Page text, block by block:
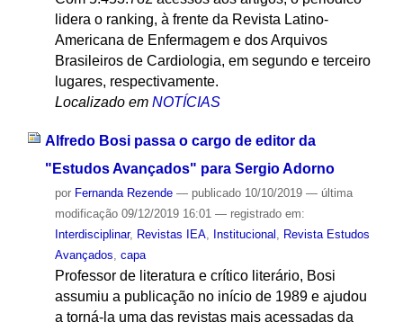
lidera o ranking, à frente da Revista Latino-
Americana de Enfermagem e dos Arquivos
Brasileiros de Cardiologia, em segundo e terceiro
lugares, respectivamente.
Localizado em NOTÍCIAS
Alfredo Bosi passa o cargo de editor da
"Estudos Avançados" para Sergio Adorno
por Fernanda Rezende — publicado10/10/2019 — última
modificação09/12/2019 16:01 — registrado em:
Interdisciplinar, Revistas IEA, Institucional
Revista Estudos
Avançados capa
Professor de literatura e crítico literário, Bosi
assumiu a publicação no início de 1989 e ajudou
a torná-la uma das revistas mais acessadas da